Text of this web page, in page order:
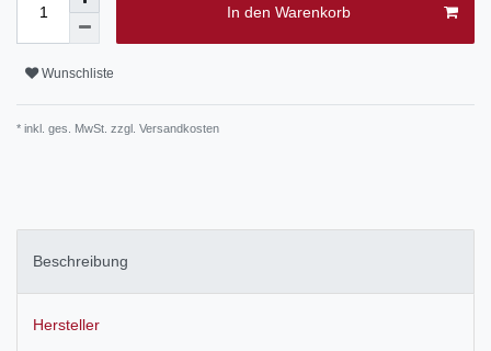
In den Warenkorb
Wunschliste
* inkl. ges. MwSt. zzgl. Versandkosten
Beschreibung
Hersteller